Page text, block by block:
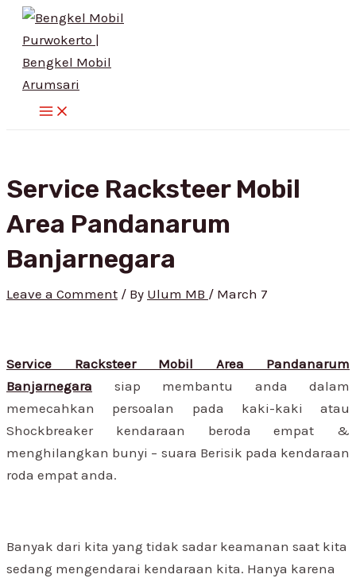
Skip
content
Menu
Service Racksteer Mobil
Area Pandanarum
Banjarnegara
Leave a Comment / By Ulum MB / March 7
Service Racksteer Mobil Area Pandanarum
Banjarnegara siap membantu anda dalam
memecahkan persoalan pada kaki-kaki atau
Shockbreaker kendaraan beroda empat &
menghilangkan bunyi – suara Berisik pada kendaraan
roda empat anda.
Banyak dari kita yang tidak sadar keamanan saat kita
sedang mengendarai kendaraan kita. Hanya karena
Post
navigation